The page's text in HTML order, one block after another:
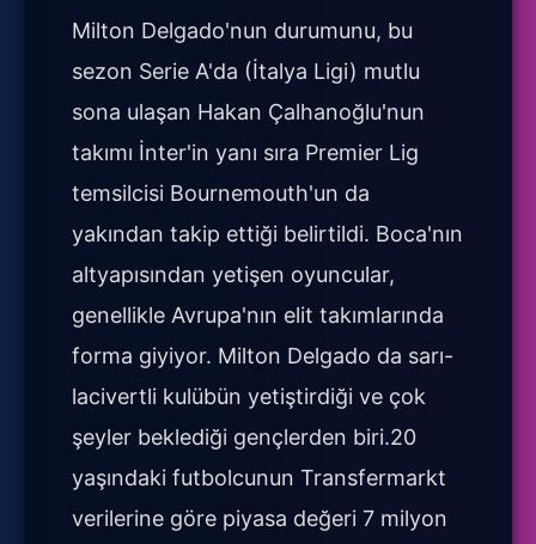
Milton Delgado'nun durumunu, bu
sezon Serie A'da (İtalya Ligi) mutlu
sona ulaşan Hakan Çalhanoğlu'nun
takımı İnter'in yanı sıra Premier Lig
temsilcisi Bournemouth'un da
yakından takip ettiği belirtildi. Boca'nın
altyapısından yetişen oyuncular,
genellikle Avrupa'nın elit takımlarında
forma giyiyor. Milton Delgado da sarı-
lacivertli kulübün yetiştirdiği ve çok
şeyler beklediği gençlerden biri.20
yaşındaki futbolcunun Transfermarkt
verilerine göre piyasa değeri 7 milyon